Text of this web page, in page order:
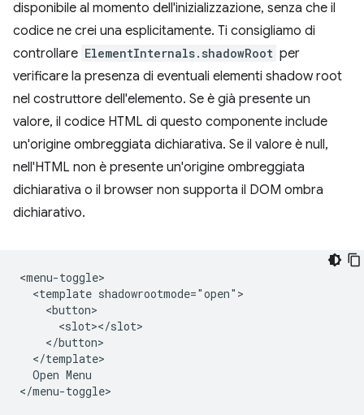
disponibile al momento dell'inizializzazione, senza che il
codice ne crei una esplicitamente. Ti consigliamo di
controllare ElementInternals.shadowRoot per
verificare la presenza di eventuali elementi shadow root
nel costruttore dell'elemento. Se è già presente un
valore, il codice HTML di questo componente include
un'origine ombreggiata dichiarativa. Se il valore è null,
nell'HTML non è presente un'origine ombreggiata
dichiarativa o il browser non supporta il DOM ombra
dichiarativo.
<menu-toggle>
  <template shadowrootmode="open">
    <button>
      <slot></slot>
    </button>
  </template>
  Open Menu
</menu-toggle>